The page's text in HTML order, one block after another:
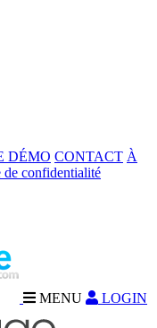
DÉMO CONTACT À
de confidentialité
MENU LOGIN